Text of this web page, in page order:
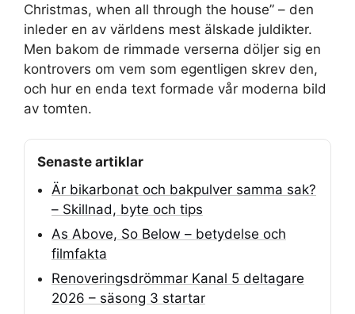
Christmas, when all through the house” – den
inleder en av världens mest älskade juldikter.
Men bakom de rimmade verserna döljer sig en
kontrovers om vem som egentligen skrev den,
och hur en enda text formade vår moderna bild
av tomten.
Senaste artiklar
Är bikarbonat och bakpulver samma sak?
– Skillnad, byte och tips
As Above, So Below – betydelse och
filmfakta
Renoveringsdrömmar Kanal 5 deltagare
2026 – säsong 3 startar